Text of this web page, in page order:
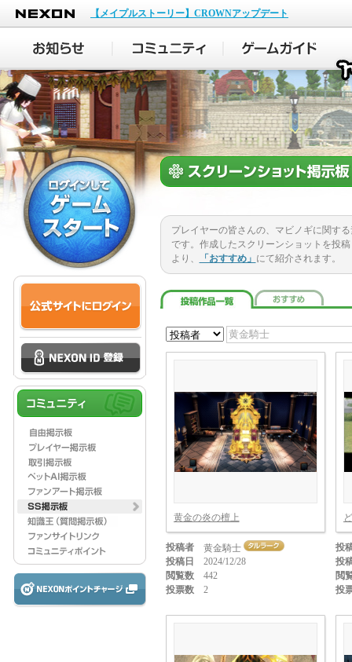
NEXON
【メイプルストーリー】CROWNアップデート
プレイヤーの皆さんの、マビノギに関す
です。作成したスクリーンショットを投
より、
「おすすめ」 にて紹介されます。
黄金の炎の檀上
投稿者
黄金騎士
投稿日
2024/12/28
閲覧数
442
投票数
2
投
投
閲
投